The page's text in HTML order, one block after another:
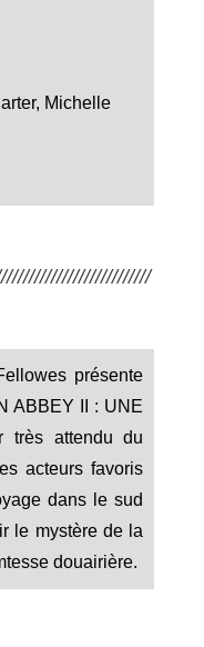
Michelle
présente
ABBEY II : UNE
très attendu du
acteurs favoris
dans le sud
le mystère de la
douairière.